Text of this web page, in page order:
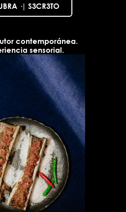
·| S3CR3TO
contemporánea.
sensorial.